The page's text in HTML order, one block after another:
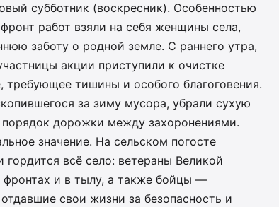
субботник (воскресник). Особенностью
работ взяли на себя женщины села,
заботу о родной земле. С раннего утра,
акции приступили к очистке
тишины и особого благоговения.
за зиму мусора, убрали сухую
дорожки между захоронениями.
значение. На сельском погосте
всё село: ветераны Великой
и в тылу, а также бойцы —
свои жизни за безопасность и